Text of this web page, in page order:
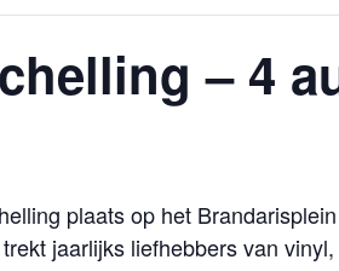
– 4
plaats op het
jaarlijks liefhebbers van